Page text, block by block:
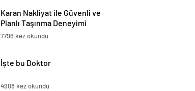
Karan Nakliyat ile Güvenli ve
Planlı Taşınma Deneyimi
7796 kez okundu
İşte bu Doktor
4908 kez okundu